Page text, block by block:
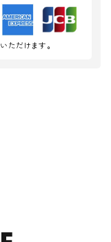
ただけます。